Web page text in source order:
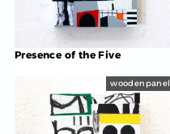
Presence of the Five
woodenpanel